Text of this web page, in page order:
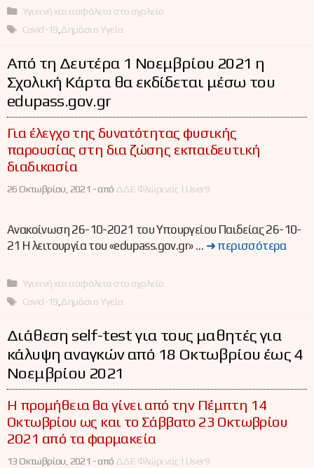
Κατηγορίες
Υγιεινή και ασφάλεια στο σχολείο
Ετικέτες
Covid-19 Δημόσια Υγεία
Από τη Δευτέρα 1 Νοεμβρίου 2021 η
Σχολική Κάρτα θα εκδίδεται μέσω του
edupass.gov.gr
Για έλεγχο της δυνατότητας φυσικής
παρουσίας στη δια ζώσης εκπαιδευτική
διαδικασία
26 Οκτωβρίου, 2021 -από ΔΔΕ Φλώρινας | User9
Ανακοίνωση 26-10-2021 του Υπουργείου Παιδείας 26-10-
21 Η λειτουργία του «edupass.gov.gr» … ➜ περισσότερα
Κατηγορίες
Υγιεινή και ασφάλεια στο σχολείο
Ετικέτες
Covid-19 Δημόσια Υγεία
Διάθεση self-test για τους μαθητές για
κάλυψη αναγκών από 18 Οκτωβρίου έως 4
Νοεμβρίου 2021
Η προμήθεια θα γίνει από την Πέμπτη 14
Οκτωβρίου ως και το Σάββατο 23 Οκτωβρίου
2021 από τα φαρμακεία
13 Οκτωβρίου, 2021 -από ΔΔΕ Φλώρινας | User9